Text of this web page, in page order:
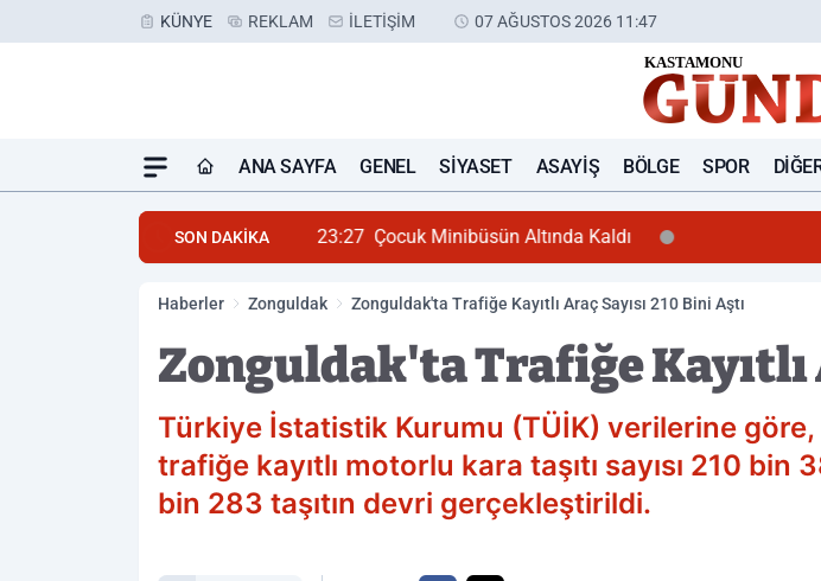
KÜNYE REKLAM İLETIŞIM 07 AĞUSTOS 2026 11:47
ANA SAYFA GENEL SIYASET ASAYIŞ BÖLGE SPOR
SON DAKİKA 23:27 Çocuk Minibüsün Altında Kaldı
Haberler Zonguldak Zonguldak'ta Trafiğe Kayıtlı Araç Sayısı 210 Bini Aştı
Zonguldak'ta Trafiğe Kayıtlı
Türkiye İstatistik Kurumu (TÜİK) verilerine göre,
trafiğe kayıtlı motorlu kara taşıtı sayısı 210
bin 283 taşıtın devri gerçekleştirildi.